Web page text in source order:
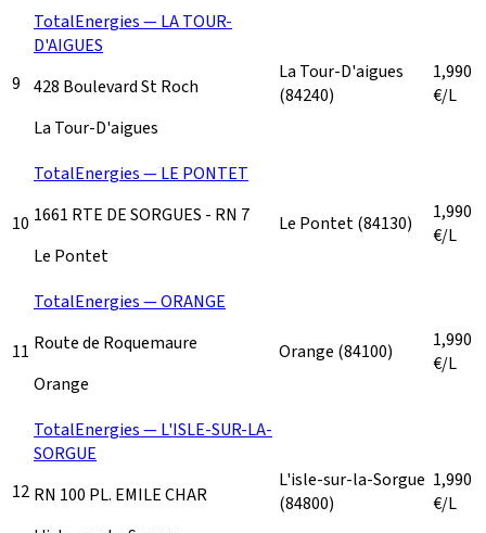
9
TotalEnergies — LA TOUR-
D'AIGUES
428 Boulevard St Roch
La Tour-D'aigues
La Tour-D'aigues
(84240)
1,990
€/L
10
TotalEnergies — LE PONTET
1661 RTE DE SORGUES - RN 7
Le Pontet
Le Pontet(84130)
1,990
€/L
11
TotalEnergies — ORANGE
Route de Roquemaure
Orange
Orange (84100)
1,990
€/L
12
TotalEnergies — L'ISLE-SUR-LA-
SORGUE
RN 100 PL. EMILE CHAR
L'isle-sur-la-Sorgue
(84800)
1,990
€/L